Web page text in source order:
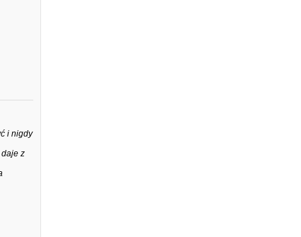
i nigdy
z